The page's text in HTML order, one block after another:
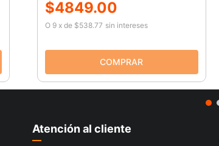
$4849.00
O 9 xde $538.77 sin intereses
Atención al cliente